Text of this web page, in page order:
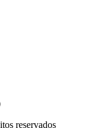
reservados